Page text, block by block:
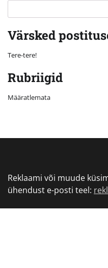
Värsked
Tere-tere!
Rubriigid
Määratlemata
Reklaami või muude
ühendust e-posti teel: